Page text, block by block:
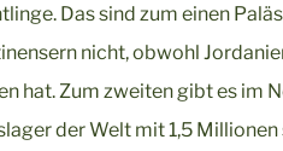
Das sind zum einen
nicht, obwohl
hat. Zum zweiten gibt es im
der Welt mit 1,5